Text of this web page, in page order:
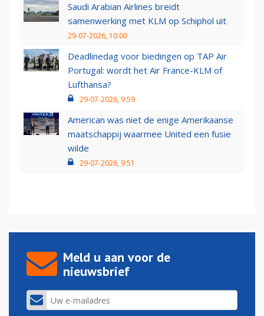
Saudi Arabian Airlines breidt
samenwerking met KLM op Schiphol uit
29-07-2026, 10:00
Deadlinedag voor biedingen op TAP Air
Portugal: wordt het Air France-KLM of
Lufthansa?
29-07-2026, 9:59
American was niet de enige Amerikaanse
maatschappij waarmee United een fusie
wilde
29-07-2026, 9:51
Meld u aan voor de
nieuwsbrief